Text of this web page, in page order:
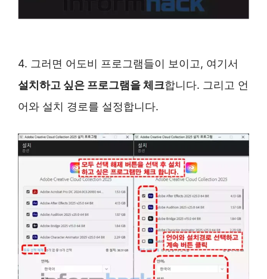
4. 그러면 어도비 프로그램들이 보이고, 여기서
설치하고 싶은 프로그램을 체크합니다. 그리고 언
어와 설치 경로를 설정합니다.